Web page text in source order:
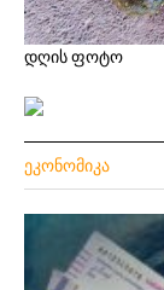
დღის ფოტო
ᲔᲙᲝᲜᲝᲛᲘᲙᲐ